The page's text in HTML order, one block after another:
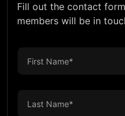
Fill out the contact
members will be in